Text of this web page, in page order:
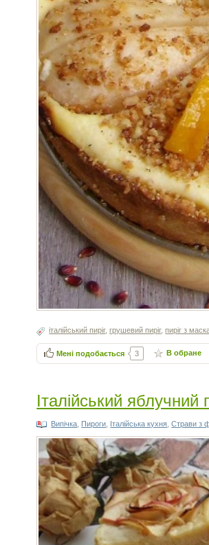
італійський пиріг,грушевий пиріг,пиріг з
Мені подобається 3 В обране
Італійський
Випічка Пироги Італійська кухня ,Страви з